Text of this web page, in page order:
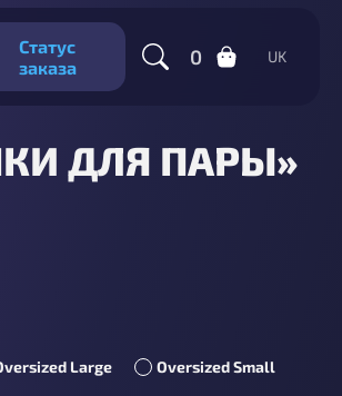
Статус
заказа
0 UK
ДЛЯ ПАРЫ»
Large
Oversized Small